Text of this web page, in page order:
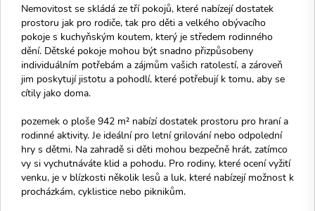
Nemovitost se skládá ze tří pokojů, které nabízejí dostatek
prostoru jak pro rodiče, tak pro děti a velkého obývacího
pokoje s kuchyňským koutem, který je středem rodinného
dění. Dětské pokoje mohou být snadno přizpůsobeny
individuálním potřebám a zájmům vašich ratolestí, a zároveň
jim poskytují jistotu a pohodlí, které potřebují k tomu, aby se
cítily jako doma.
pozemek o ploše 942 m² nabízí dostatek prostoru pro hraní a
rodinné aktivity. Je ideální pro letní grilování nebo odpolední
hry s dětmi. Na zahradě si děti mohou bezpečně hrát, zatímco
vy si vychutnáváte klid a pohodu. Pro rodiny, které ocení vyžití
venku, je v blízkosti několik lesů a luk, které nabízejí možnost k
procházkám, cyklistice nebo piknikům.